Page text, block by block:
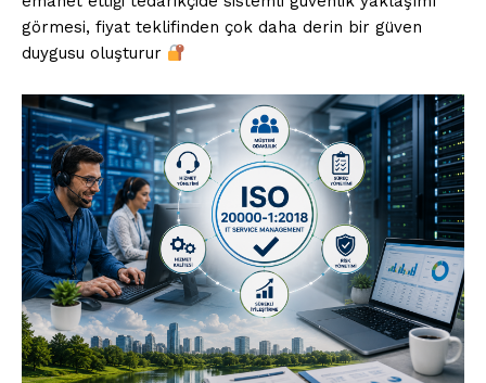
görmesi, fiyat teklifinden çok daha derin bir güven
duygusu oluşturur